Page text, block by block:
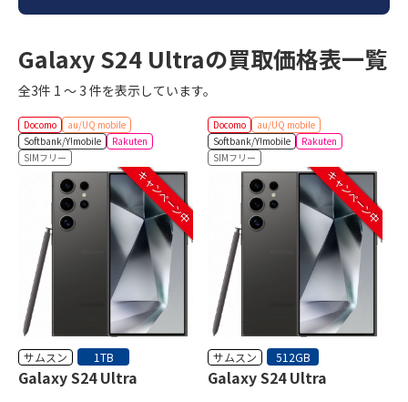
Galaxy S24 Ultraの買取価格表一覧
全3件 1 ～ 3 件を表示しています。
Docomo
au/UQ mobile
Softbank/Y!mobile
Rakuten
SIMフリー
キャンペーン中
サムスン 1TB
Galaxy S24 Ultra
Docomo
au/UQ mobile
Softbank/Y!mobile
Rakuten
SIMフリー
キャンペーン中
サムスン 512GB
Galaxy S24 Ultra